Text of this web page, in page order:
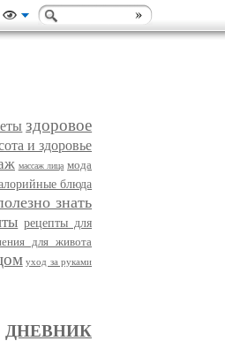
здоровое
и здоровье
массаж лица мода
блюда
знать
рецепты для
для живота
уход за руками
ДНЕВНИК